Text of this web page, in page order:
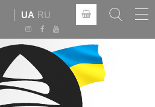
UA RU